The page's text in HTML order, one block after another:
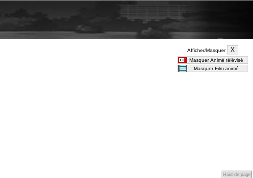
Afficher/Masquer
Haut de page